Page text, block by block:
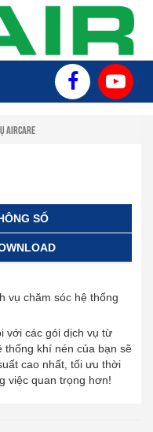
AirCare
SỐ
vụ chăm sóc hệ thống
với các gói dịch vụ từ
thống khí nén của bạn sẽ
cao nhất, tối ưu thời
việc quan trọng hơn!